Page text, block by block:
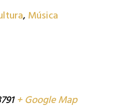
, Música
+ Google Map